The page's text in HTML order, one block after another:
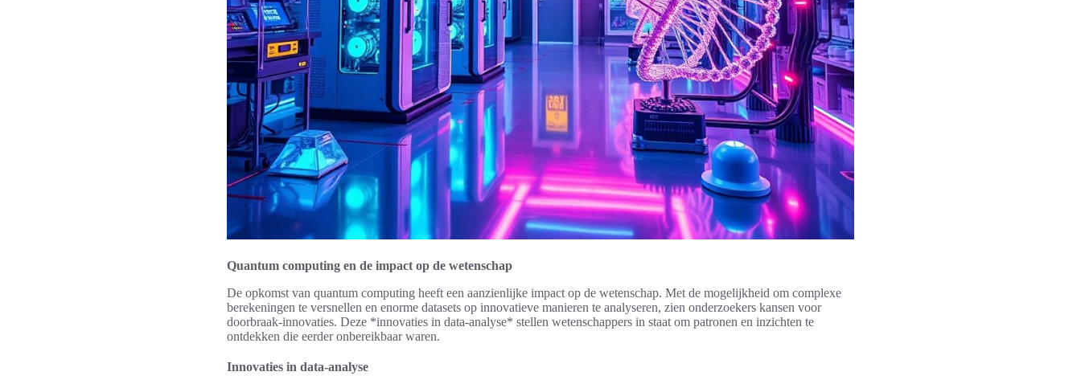
Quantum computing en de impact op de wetenschap
De opkomst van quantum computing heeft een aanzienlijke impact op de wetenschap. Met de mogelijkheid om complexe
berekeningen te versnellen en enorme datasets op innovatieve manieren te analyseren, zien onderzoekers kansen voor
doorbraak-innovaties. Deze *innovaties in data-analyse* stellen wetenschappers in staat om patronen en inzichten te
ontdekken die eerder onbereikbaar waren.
Innovaties in data-analyse